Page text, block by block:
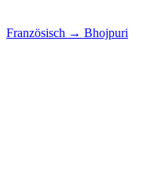
Französisch → Bhojpuri